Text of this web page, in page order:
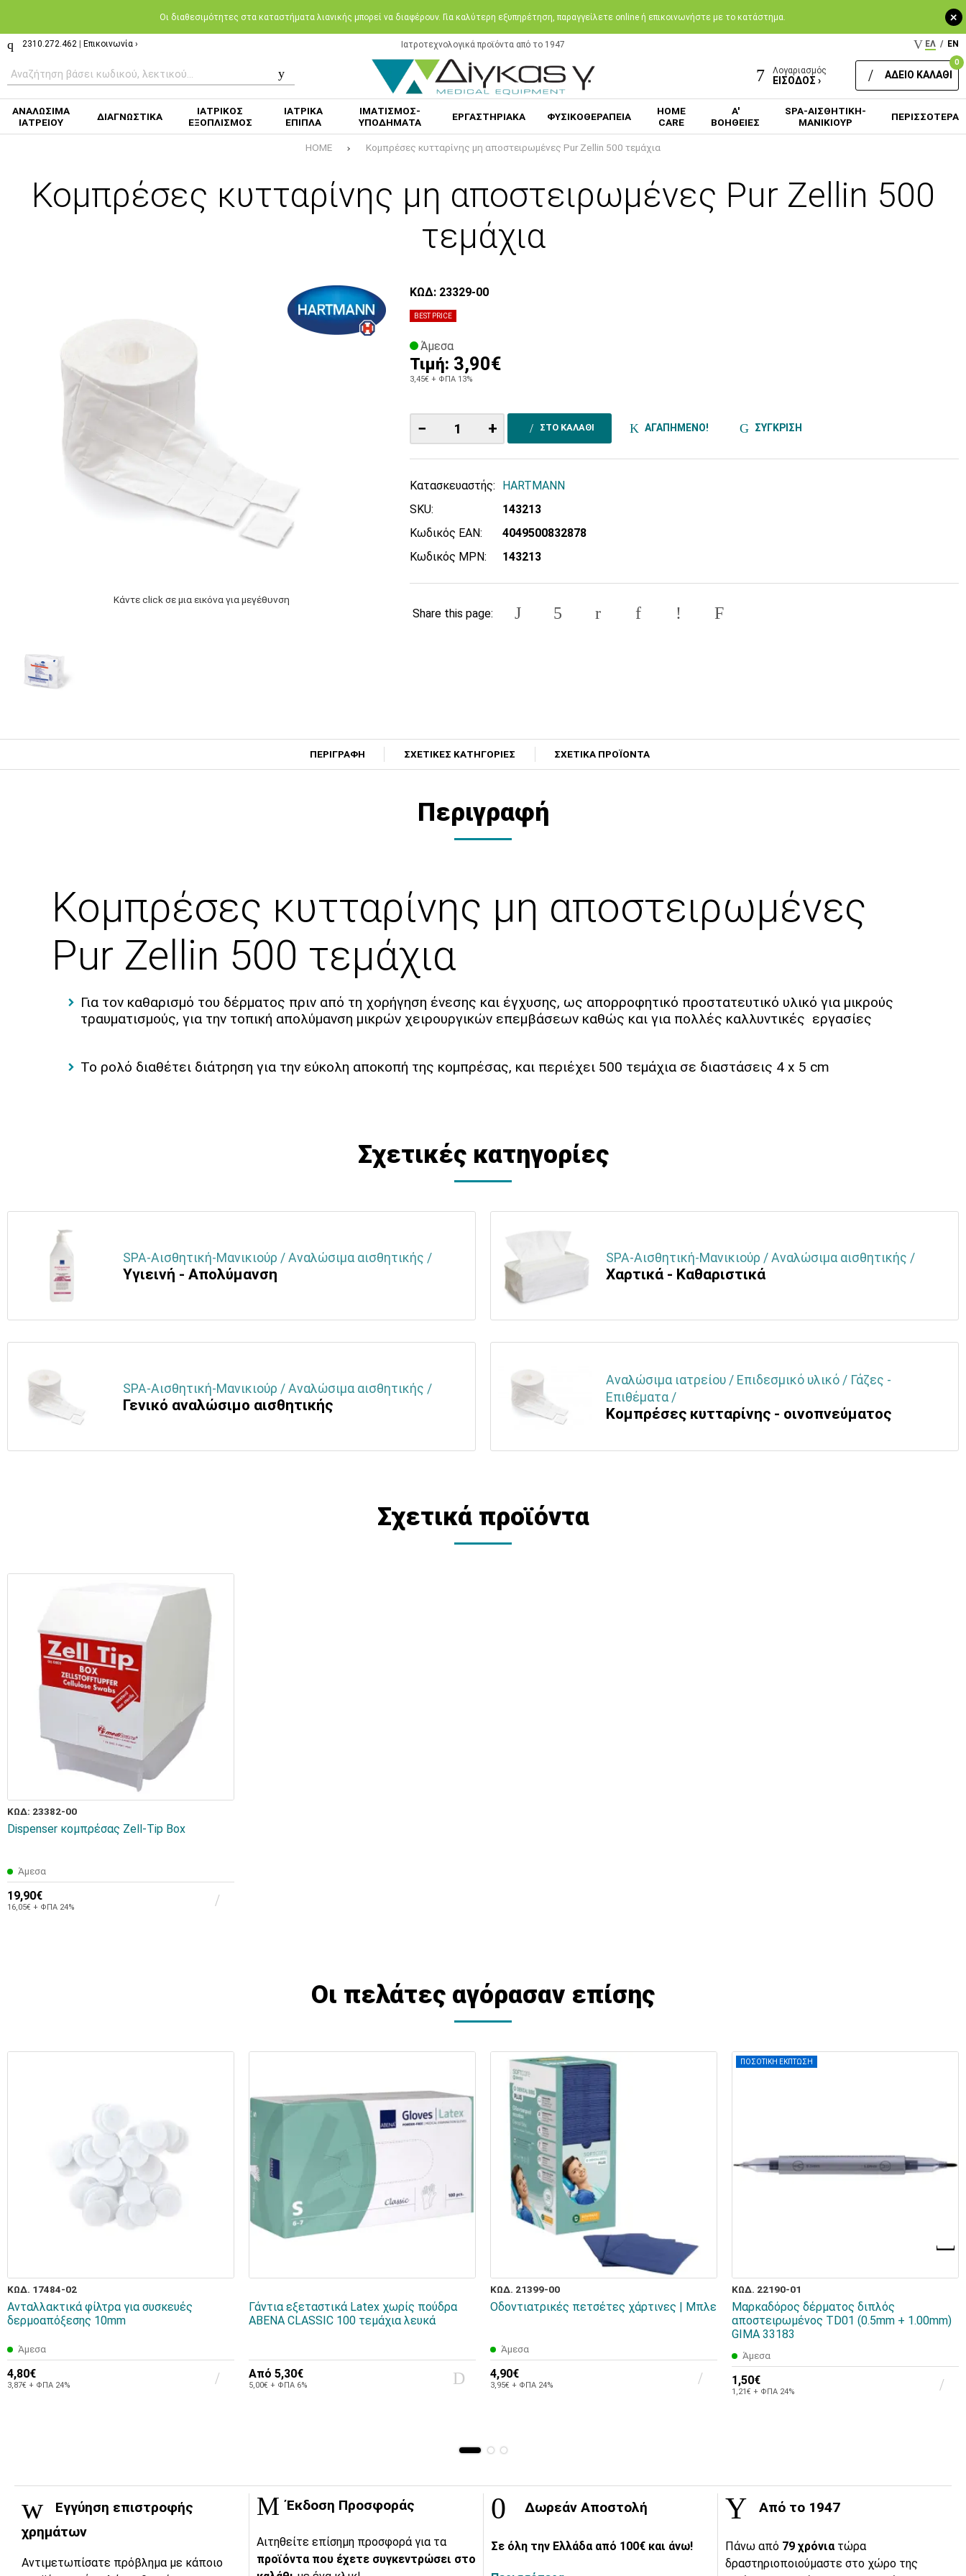
+
Oι διαθεσιμότητες στα καταστήματα λιανικής μπορεί να διαφέρουν. Για καλύτερη εξυπηρέτηση, παραγγείλετε online ή επικοινωνήστε με το κατάστημα.
2310.272.462 Επικοινωνία › Ιατροτεχνολογικά προϊόντα από το 1947 ΕΛ / EN
Λογαριασμός
ΕΙΣΟΔΟΣ ›
0
ΑΔΕΙΟ ΚΑΛΑΘΙ
ΑΝΑΛΩΣΙΜΑ
ΙΑΤΡΕΙΟΥ
ΔΙΑΓΝΩΣΤΙΚΑ
ΙΑΤΡΙΚΟΣ
ΕΞΟΠΛΙΣΜΟΣ
ΙΑΤΡΙΚΑ
ΕΠΙΠΛΑ
ΙΜΑΤΙΣΜΟΣ-
ΥΠΟΔΗΜΑΤΑ
ΕΡΓΑΣΤΗΡΙΑΚΑ ΦΥΣΙΚΟΘΕΡΑΠΕΙΑ
HOME
CARE
Α'
ΒΟΗΘΕΙΕΣ
SPA-ΑΙΣΘΗΤΙΚΗ-
ΜΑΝΙΚΙΟΥΡ
ΠΕΡΙΣΣΟΤΕΡΑ
HOME Κομπρέσες κυτταρίνης μη αποστειρωμένες Pur Zellin 500 τεμάχια
Κομπρέσες κυτταρίνης μη αποστειρωμένες Pur Zellin 500
τεμάχια
Κάντε click σε μια εικόνα για μεγέθυνση
BEST PRICE
ΚΩΔ: 23329-00
Άμεσα
Τιμή: 3,90€
3,45€ + ΦΠΑ 13%
− + ΣΤΟ ΚΑΛΑΘΙ ΑΓΑΠΗΜΕΝΟ! ΣΥΓΚΡΙΣΗ
Κατασκευαστής:
HARTMANN
SKU:
143213
Κωδικός EAN:
4049500832878
Κωδικός MPN:
143213
Share this page:
ΠΕΡΙΓΡΑΦΗ ΣΧΕΤΙΚΕΣ ΚΑΤΗΓΟΡΙΕΣ ΣΧΕΤΙΚΑ ΠΡΟΪΟΝΤΑ
Περιγραφή
Κομπρέσες κυτταρίνης μη αποστειρωμένες
Pur Zellin 500 τεμάχια
Για τον καθαρισμό του δέρματος πριν από τη χορήγηση ένεσης και έγχυσης, ως απορροφητικό προστατευτικό υλικό για μικρούς
τραυματισμούς, για την τοπική απολύμανση μικρών χειρουργικών επεμβάσεων καθώς και για πολλές καλλυντικές εργασίες
Το ρολό διαθέτει διάτρηση για την εύκολη αποκοπή της κομπρέσας, και περιέχει 500 τεμάχια σε διαστάσεις 4 x 5 cm
Σχετικές κατηγορίες
SPA-Αισθητική-Μανικιούρ / Αναλώσιμα αισθητικής /
Υγιεινή - Απολύμανση
SPA-Αισθητική-Μανικιούρ / Αναλώσιμα αισθητικής /
Χαρτικά - Καθαριστικά
SPA-Αισθητική-Μανικιούρ / Αναλώσιμα αισθητικής /
Γενικό αναλώσιμο αισθητικής
Αναλώσιμα ιατρείου / Επιδεσμικό υλικό / Γάζες -
Επιθέματα /
Κομπρέσες κυτταρίνης - οινοπνεύματος
Σχετικά προϊόντα
ΚΩΔ: 23382-00
Dispenser κομπρέσας Zell-Τip Box
Άμεσα
19,90€
16,05€ + ΦΠΑ 24%
Οι πελάτες αγόρασαν επίσης
ΚΩΔ. 17484-02
Ανταλλακτικά φίλτρα για συσκευές
δερμοαπόξεσης 10mm
Άμεσα
4,80€
3,87€ + ΦΠΑ 24%
Γάντια εξεταστικά Latex χωρίς πούδρα
ABENA CLASSIC 100 τεμάχια λευκά
Από 5,30€
5,00€ + ΦΠΑ 6%
ΚΩΔ. 21399-00
Οδοντιατρικές πετσέτες χάρτινες | Mπλε
Άμεσα
4,90€
3,95€ + ΦΠΑ 24%
ΠΟΣΟΤΙΚΗ ΕΚΠΤΩΣΗ
ΚΩΔ. 22190-01
Μαρκαδόρος δέρματος διπλός
αποστειρωμένος TD01 (0.5mm + 1.00mm)
GIMA 33183
Άμεσα
1,50€
1,21€ + ΦΠΑ 24%
Εγγύηση επιστροφής
χρημάτων
Αντιμετωπίσατε πρόβλημα με κάποιο
Έκδοση Προσφοράς
Αιτηθείτε επίσημη προσφορά για τα
προϊόντα που έχετε συγκεντρώσει στο
Δωρεάν Αποστολή
Σε όλη την Ελλάδα από 100€ και άνω!
Από το 1947
Πάνω από 79 χρόνια τώρα
δραστηριοποιούμαστε στο χώρο της